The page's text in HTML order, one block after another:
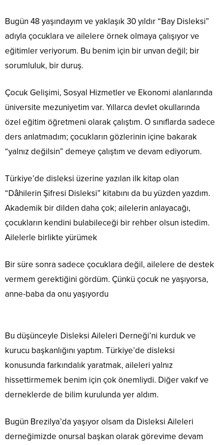
Bugün 48 yaşındayım ve yaklaşık 30 yıldır “Bay Disleksi”
adıyla çocuklara ve ailelere örnek olmaya çalışıyor ve
eğitimler veriyorum. Bu benim için bir unvan değil; bir
sorumluluk, bir duruş.
Çocuk Gelişimi, Sosyal Hizmetler ve Ekonomi alanlarında
üniversite mezuniyetim var. Yıllarca devlet okullarında
özel eğitim öğretmeni olarak çalıştım. O sınıflarda sadece
ders anlatmadım; çocukların gözlerinin içine bakarak
“yalnız değilsin” demeye çalıştım ve devam ediyorum.
Türkiye’de disleksi üzerine yazılan ilk kitap olan
“Dâhilerin Şifresi Disleksi” kitabını da bu yüzden yazdım.
Akademik bir dilden daha çok; ailelerin anlayacağı,
çocukların kendini bulabileceği bir rehber olsun istedim.
Ailelerle birlikte yürümek
Bir süre sonra sadece çocuklara değil, ailelere de destek
vermem gerektiğini gördüm. Çünkü çocuk ne yaşıyorsa,
anne-baba da onu yaşıyordu
Bu düşünceyle Disleksi Aileleri Derneği’ni kurduk ve
kurucu başkanlığını yaptım. Türkiye’de disleksi
konusunda farkındalık yaratmak, aileleri yalnız
hissettirmemek benim için çok önemliydi. Diğer vakıf ve
derneklerde de bilim kurulunda yer aldım.
Bugün Brezilya’da yaşıyor olsam da Disleksi Aileleri
derneğimizde onursal başkan olarak görevime devam